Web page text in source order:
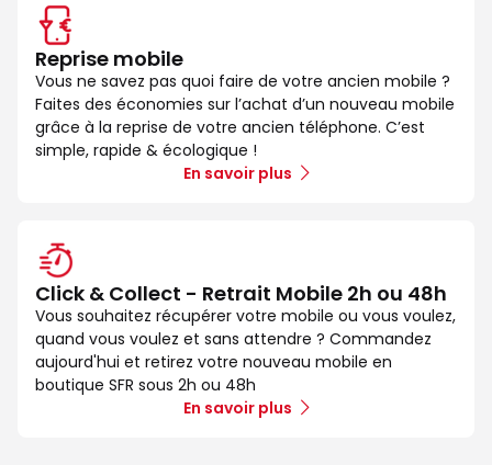
Reprise mobile
Vous ne savez pas quoi faire de votre ancien mobile ?
Faites des économies sur l’achat d’un nouveau mobile
grâce à la reprise de votre ancien téléphone. C’est
simple, rapide & écologique !
En savoir plus
Click & Collect - Retrait Mobile 2h ou 48h
Vous souhaitez récupérer votre mobile ou vous voulez,
quand vous voulez et sans attendre ? Commandez
aujourd'hui et retirez votre nouveau mobile en
boutique SFR sous 2h ou 48h
En savoir plus